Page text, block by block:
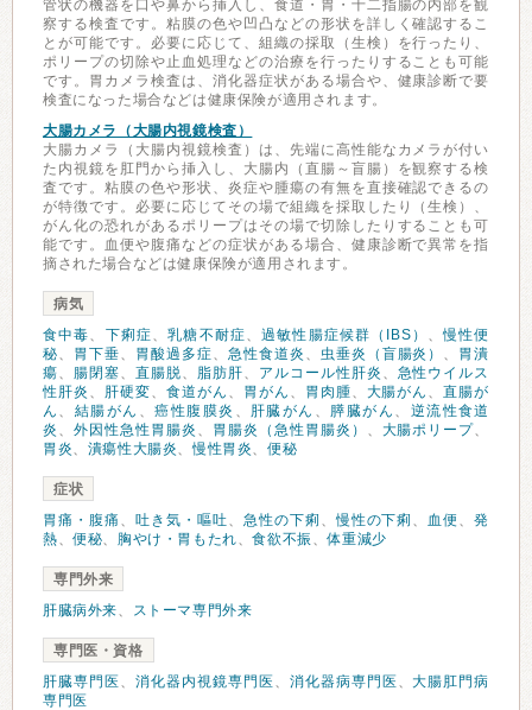
管状の機器を口や鼻から挿入し、食道・胃・十二指腸の内部を観
察する検査です。粘膜の色や凹凸などの形状を詳しく確認するこ
とが可能です。必要に応じて、組織の採取（生検）を行ったり、
ポリープの切除や止血処理などの治療を行ったりすることも可能
です。胃カメラ検査は、消化器症状がある場合や、健康診断で要
検査になった場合などは健康保険が適用されます。
大腸カメラ（大腸内視鏡検査）
大腸カメラ（大腸内視鏡検査）は、先端に高性能なカメラが付い
た内視鏡を肛門から挿入し、大腸内（直腸～盲腸）を観察する検
査です。粘膜の色や形状、炎症や腫瘍の有無を直接確認できるの
が特徴です。必要に応じてその場で組織を採取したり（生検）、
がん化の恐れがあるポリープはその場で切除したりすることも可
能です。血便や腹痛などの症状がある場合、健康診断で異常を指
摘された場合などは健康保険が適用されます。
病気
食中毒、 下痢症、乳糖不耐症、過敏性腸症候群（IBS） 、慢性便
秘、 胃下垂、 胃酸過多症、 急性食道炎 、 虫垂炎（盲腸炎） 、 胃潰
瘍、 腸閉塞、 直腸脱、 脂肪肝、 アルコール性肝炎 、 急性ウイルス
性肝炎 、 肝硬変、 食道がん 、 胃がん 、 胃肉腫、 大腸がん 、直腸が
ん 、 結腸がん 、癌性腹膜炎 、 肝臓がん 、 膵臓がん 、 逆流性食道
炎 、 外因性急性胃腸炎 、 胃腸炎（急性胃腸炎） 、 大腸ポリープ、
胃炎、 潰瘍性大腸炎、慢性胃炎、便秘
症状
胃痛・腹痛 、 吐き気・嘔吐、 急性の下痢 、慢性の下痢 、 血便、発
熱、便秘、 胸やけ・胃もたれ、食欲不振 、体重減少
専門外来
肝臓病外来、 ストーマ専門外来
専門医・資格
肝臓専門医 、 消化器内視鏡専門医 、 消化器病専門医 、大腸肛門病
専門医